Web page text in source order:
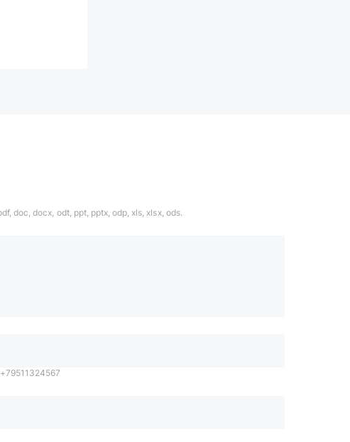
doc, docx, odt, ppt, pptx, odp, xls, xlsx, ods.
Отправить